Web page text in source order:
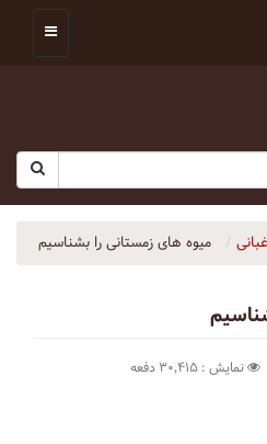
میوه های زمستانی را بشناسیم
نمایش : ۳۰٬۴۱۵ دفعه